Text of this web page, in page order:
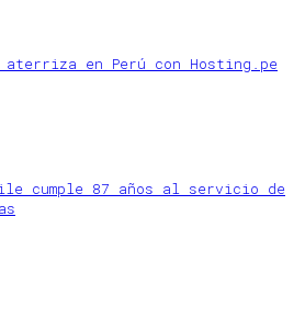
en Perú con Hosting.pe
cumple 87 años al servicio de